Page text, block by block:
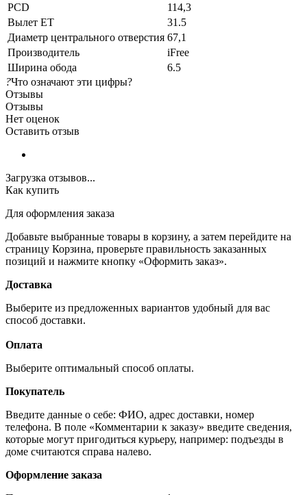
PCD
114,3
Вылет ET
31.5
Диаметр центрального отверстия 67,1
Производитель
iFree
Ширина обода
6.5
?Что означают эти цифры?
Отзывы
Отзывы
Нет оценок
Оставить отзыв
Загрузка отзывов...
Как купить
Для оформления заказа
Добавьте выбранные товары в корзину, а затем перейдите на
страницу Корзина, проверьте правильность заказанных
позиций и нажмите кнопку «Оформить заказ».
Доставка
Выберите из предложенных вариантов удобный для вас
способ доставки.
Оплата
Выберите оптимальный способ оплаты.
Покупатель
Введите данные о себе: ФИО, адрес доставки, номер
телефона. В поле «Комментарии к заказу» введите сведения,
которые могут пригодиться курьеру, например: подъезды в
доме считаются справа налево.
Оформление заказа